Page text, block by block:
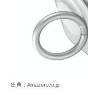
出典：Amazon.co.jp